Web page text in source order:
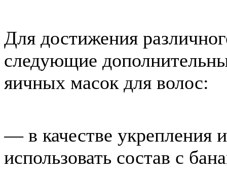
Для достижения
следующие
яичных масок для волос:
— в качестве укрепления
использовать состав с